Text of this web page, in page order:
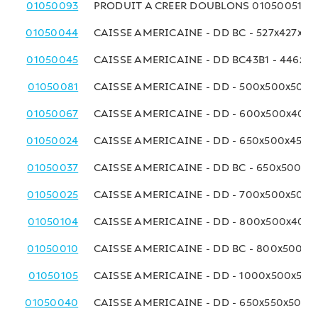
01050093 PRODUIT A CREER DOUBLONS 01050051
01050044 CAISSE AMERICAINE - DD BC -
01050045 CAISSE AMERICAINE - DD BC43B1 -
01050081 CAISSE AMERICAINE - DD - 500x500x500
01050067 CAISSE AMERICAINE - DD - 600x500x400
01050024 CAISSE AMERICAINE - DD - 650x500x450
01050037 CAISSE AMERICAINE - DD BC -
01050025 CAISSE AMERICAINE - DD - 700x500x500
01050104 CAISSE AMERICAINE - DD - 800x500x400
01050010 CAISSE AMERICAINE - DD BC -
01050105 CAISSE AMERICAINE - DD -
01050040 CAISSE AMERICAINE - DD - 650x550x500